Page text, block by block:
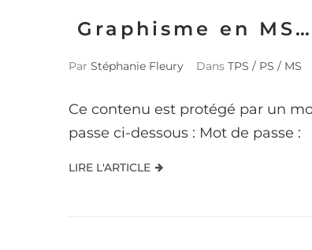
Graphisme en MS…
Par Stéphanie Fleury Dans TPS / PS / MS
Ce contenu est protégé par un
passe ci-dessous : Mot de passe :
LIRE L'ARTICLE